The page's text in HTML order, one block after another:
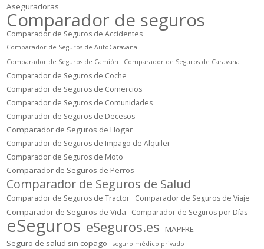
Aseguradoras
Comparador de seguros
Comparador de Seguros de Accidentes
Comparador de Seguros de AutoCaravana
Comparador de Seguros de Camión
Comparador de Seguros de Caravana
Comparador de Seguros de Coche
Comparador de Seguros de Comercios
Comparador de Seguros de Comunidades
Comparador de Seguros de Decesos
Comparador de Seguros de Hogar
Comparador de Seguros de Impago de Alquiler
Comparador de Seguros de Moto
Comparador de Seguros de Perros
Comparador de Seguros de Salud
Comparador de Seguros de Tractor Comparador de Seguros de Viaje
Comparador de Seguros de Vida Comparador de Seguros por Días
eSeguros eSeguros.es MAPFRE
Seguro de salud sin copago
seguro médico privado